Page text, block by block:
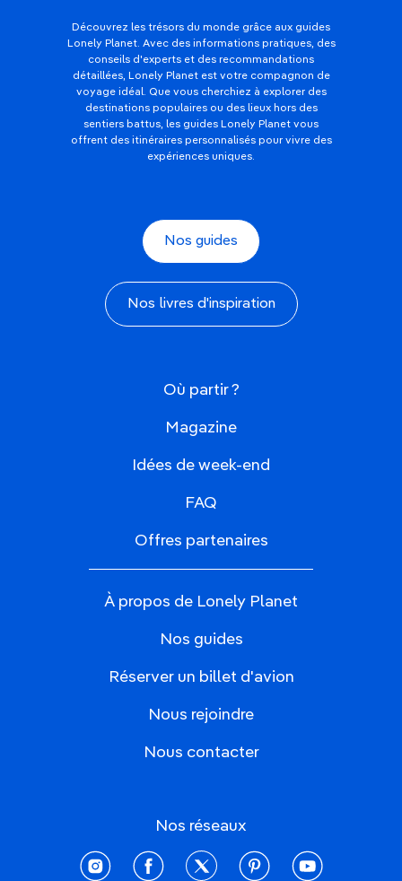
Découvrez les trésors du monde grâce aux guides
Lonely Planet. Avec des informations pratiques, des
conseils d'experts et des recommandations
détaillées, Lonely Planet est votre compagnon de
voyage idéal. Que vous cherchiez à explorer des
destinations populaires ou des lieux hors des
sentiers battus, les guides Lonely Planet vous
offrent des itinéraires personnalisés pour vivre des
expériences uniques.
Nos guides
Nos livres d'inspiration
Où partir ?
Magazine
Idées de week-end
FAQ
Offres partenaires
À propos de Lonely Planet
Nos guides
Réserver un billet d'avion
Nous rejoindre
Nous contacter
Nos réseaux
instagramfacebooktwitter pinterestyoutube